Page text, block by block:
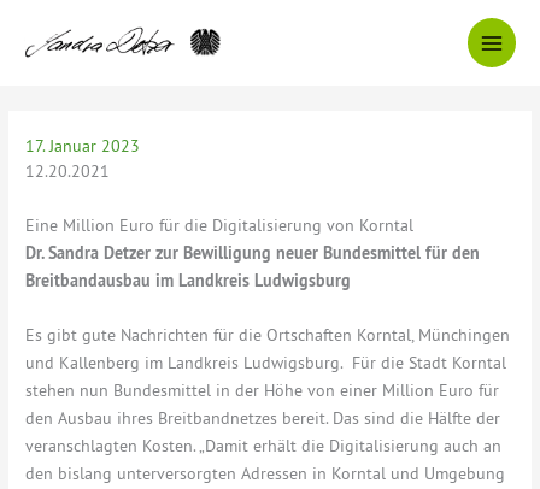
Inhalt
17. Januar 2023
12.20.2021
Eine Million Euro für die Digitalisierung von Korntal
Dr. Sandra Detzer zur Bewilligung neuer Bundesmittel für den
Breitbandausbau im Landkreis Ludwigsburg
Es gibt gute Nachrichten für die Ortschaften Korntal, Münchingen
und Kallenberg im Landkreis Ludwigsburg. Für die Stadt Korntal
stehen nun Bundesmittel in der Höhe von einer Million Euro für
den Ausbau ihres Breitbandnetzes bereit. Das sind die Hälfte der
veranschlagten Kosten. „Damit erhält die Digitalisierung auch an
den bislang unterversorgten Adressen in Korntal und Umgebung